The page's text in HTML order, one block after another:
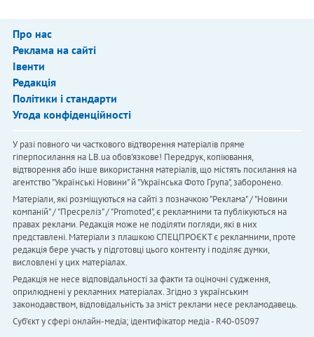
Про нас
Реклама на сайті
Івенти
Редакція
Політики і стандарти
Угода конфіденційності
У разі повного чи часткового відтворення матеріалів пряме
гіперпосилання на LB.ua обов'язкове! Передрук, копіювання,
відтворення або інше використання матеріалів, що містять посилання на
агентство "Українськi Новини" й "Українська Фото Група", заборонено.
Матеріали, які розміщуються на сайті з позначкою "Реклама" / "Новини
компаній" / "Пресреліз" / "Promoted", є рекламними та публікуються на
правах реклами. Редакція може не поділяти погляди, які в них
представлені. Матеріали з плашкою СПЕЦПРОЄКТ є рекламними, проте
редакція бере участь у підготовці цього контенту і поділяє думки,
висловлені у цих матеріалах.
Редакція не несе відповідальності за факти та оціночні судження,
оприлюднені у рекламних матеріалах. Згідно з українським
законодавством, відповідальність за зміст реклами несе рекламодавець.
Cуб'єкт у сфері онлайн-медіа; ідентифікатор медіа - R40-05097